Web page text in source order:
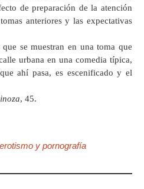
de preparación de la atención
anteriores y las expectativas
se muestran en una toma que
urbana en una comedia típica,
ahí pasa, es escenificado y el
, 45.
erotismo y pornografía